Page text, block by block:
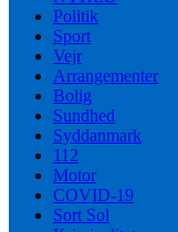
Politik
Sport
Vejr
Arrangementer
Bolig
Sundhed
Syddanmark
112
Motor
COVID-19
Sort Sol